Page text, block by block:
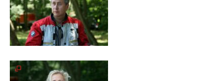
Galerie
2013
Galerie
2012
Galerie
2011